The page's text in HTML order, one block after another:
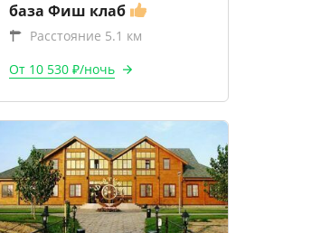
база Фиш клаб
Расстояние 5.1 км
От 10 530 ₽/ночь